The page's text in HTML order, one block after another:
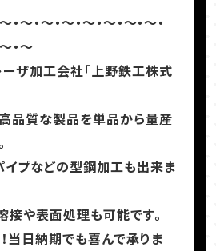
・～・～・～・～・～・～・～・
・～
ザ加工会社「上野鉄工株式
品質な製品を単品から量産
イプなどの型鋼加工も出来ま
接や表面処理も可能です。
当日納期でも喜んで承りま